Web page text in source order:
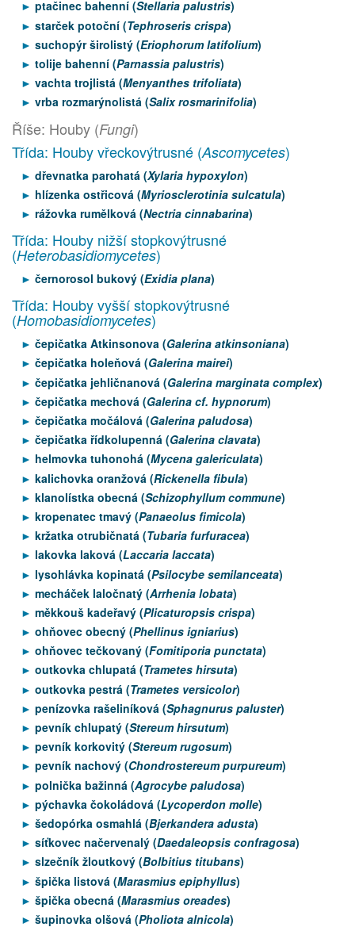
ptačinec bahenní (Stellaria palustris)
starček potoční (Tephroseris crispa)
suchopýr širolistý (Eriophorum latifolium)
tolije bahenní (Parnassia palustris)
vachta trojlistá (Menyanthes trifoliata)
vrba rozmarýnolistá (Salix rosmarinifolia)
Říše: Houby (Fungi)
Třída: Houby vřeckovýtrusné (Ascomycetes)
dřevnatka parohatá (Xylaria hypoxylon)
hlízenka ostřicová (Myriosclerotinia sulcatula)
rážovka rumělková (Nectria cinnabarina)
Třída: Houby nižší stopkovýtrusné
(Heterobasidiomycetes)
černorosol bukový (Exidia plana)
Třída: Houby vyšší stopkovýtrusné
(Homobasidiomycetes)
čepičatka Atkinsonova (Galerina atkinsoniana)
čepičatka holeňová (Galerina mairei)
čepičatka jehličnanová (Galerina marginata complex)
čepičatka mechová (Galerina cf. hypnorum)
čepičatka močálová (Galerina paludosa)
čepičatka řídkolupenná (Galerina clavata)
helmovka tuhonohá (Mycena galericulata)
kalichovka oranžová (Rickenella fibula)
klanolístka obecná (Schizophyllum commune)
kropenatec tmavý (Panaeolus fimicola)
kržatka otrubičnatá (Tubaria furfuracea)
lakovka laková (Laccaria laccata)
lysohlávka kopinatá (Psilocybe semilanceata)
mecháček laločnatý (Arrhenia lobata)
měkkouš kadeřavý (Plicaturopsis crispa)
ohňovec obecný (Phellinus igniarius)
ohňovec tečkovaný (Fomitiporia punctata)
outkovka chlupatá (Trametes hirsuta)
outkovka pestrá (Trametes versicolor)
penízovka rašeliníková (Sphagnurus paluster)
pevník chlupatý (Stereum hirsutum)
pevník korkovitý (Stereum rugosum)
pevník nachový (Chondrostereum purpureum)
polnička bažinná (Agrocybe paludosa)
pýchavka čokoládová (Lycoperdon molle)
šedopórka osmahlá (Bjerkandera adusta)
síťkovec načervenalý (Daedaleopsis confragosa)
slzečník žloutkový (Bolbitius titubans)
špička listová (Marasmius epiphyllus)
špička obecná (Marasmius oreades)
šupinovka olšová (Pholiota alnicola)